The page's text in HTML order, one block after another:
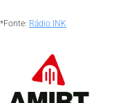
*Fonte: Rádio INK